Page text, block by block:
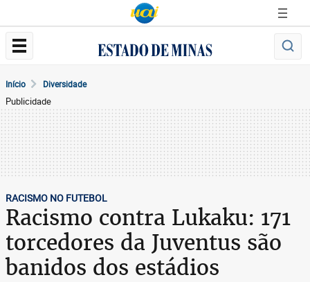
Início Diversidade
Publicidade
RACISMO NO FUTEBOL
Racismo contra Lukaku: 171
torcedores da Juventus são
banidos dos estádios